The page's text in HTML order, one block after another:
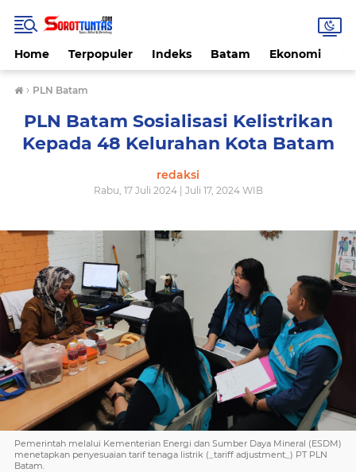
Home Terpopuler Indeks Batam Ekonomi
› PLN Batam
PLN Batam Sosialisasi Kelistrikan
Kepada 48 Kelurahan Kota Batam
redaksi
Rabu, 17 Juli 2024 | Juli 17, 2024 WIB
Pemerintah melalui Kementerian Energi dan Sumber Daya Mineral (ESDM)
menetapkan penyesuaian tarif tenaga listrik (_tariff adjustment_) PT PLN
Batam.